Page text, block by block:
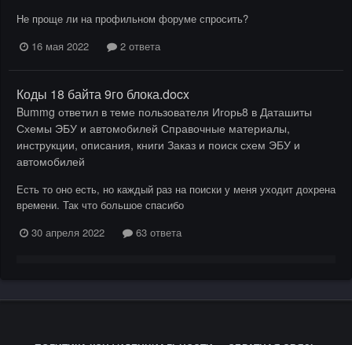
Не проще ли на профильном форуме спросить?
16 мая 2022
2 ответа
Коды 18 байта 9го блока.docx
Bummg ответил в теме пользователя Игорь8 в Даташиты
Схемы ЭБУ и автомобилей Справочные материалы,
инструкции, описания, книги Заказ и поиск схем ЭБУ и
автомобилей
Есть то оно есть, но каждый раз на поиски у меня уходит дохрена
времени. Так что большое спасибо
30 апреля 2022
63 ответа